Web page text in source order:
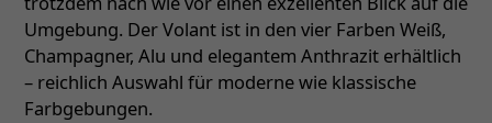
Umgebung. Der Volant ist in den vier Farben Weiß,
Champagner, Alu und elegantem Anthrazit erhältlich
– reichlich Auswahl für moderne wie klassische
Farbgebungen.